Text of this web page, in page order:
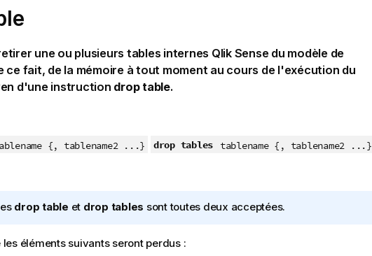
une ou plusieurs tables internes Qlik Sensedu modèle de
ce fait, de la mémoire à tout moment au cours de l'exécution du
d'une instruction drop table.
{, tablename2 ...} drop tables tablename {, tablename2 ...}
drop table et drop tables sont toutes deux acceptées.
les éléments suivants seront perdus :